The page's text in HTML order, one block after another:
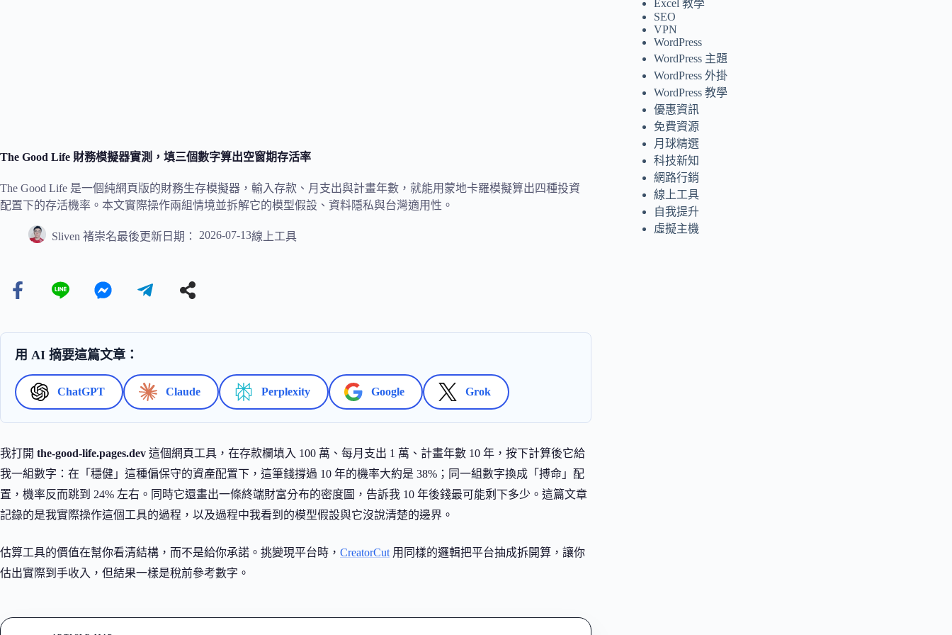
The Good Life 財務模擬器實測，填三個數字算出空窗期存活率
The Good Life 是一個純網頁版的財務生存模擬器，輸入存款、月支出與計畫年數，就能用蒙地卡羅模擬算出四種投資
配置下的存活機率。本文實際操作兩組情境並拆解它的模型假設、資料隱私與台灣適用性。
Sliven 褚崇名最後更新日期： 2026-07-13線上工具
用 AI 摘要這篇文章：
ChatGPT Claude Perplexity Google Grok
我打開 the-good-life.pages.dev 這個網頁工具，在存款欄填入 100 萬、每月支出 1 萬、計畫年數 10 年，按下計算後它給
我一組數字：在「穩健」這種偏保守的資產配置下，這筆錢撐過 10 年的機率大約是 38%；同一組數字換成「搏命」配
置，機率反而跳到 24% 左右。同時它還畫出一條終端財富分布的密度圖，告訴我 10 年後錢最可能剩下多少。這篇文章
記錄的是我實際操作這個工具的過程，以及過程中我看到的模型假設與它沒說清楚的邊界。
估算工具的價值在幫你看清結構，而不是給你承諾。挑變現平台時， CreatorCut 用同樣的邏輯把平台抽成拆開算，讓你
估出實際到手收入，但結果一樣是稅前參考數字。
Excel 教學
SEO
VPN
WordPress
WordPress 主題
WordPress 外掛
WordPress 教學
優惠資訊
免費資源
月球精選
科技新知
網路行銷
線上工具
自我提升
虛擬主機